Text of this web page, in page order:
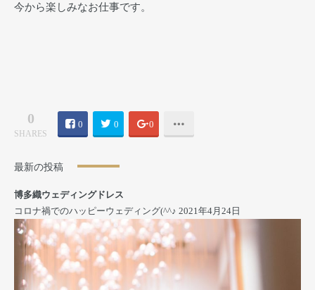
今から楽しみなお仕事です。
0
SHARES
0 0 0
最新の投稿
博多織ウェディングドレス
コロナ禍でのハッピーウェディング(^^♪ 2021年4月24日